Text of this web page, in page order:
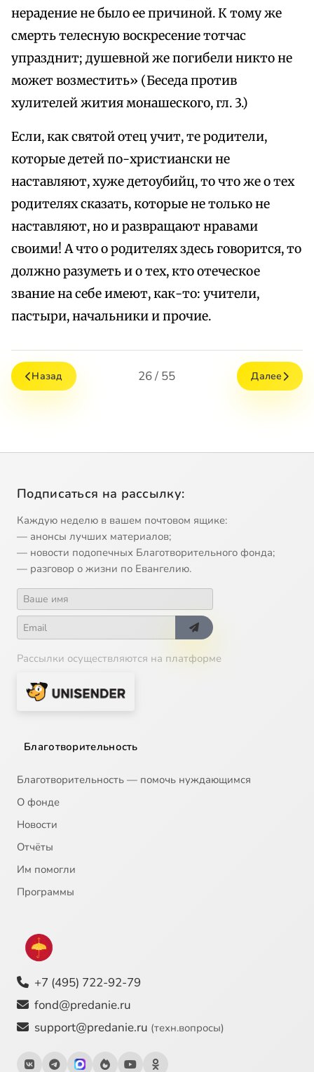
нерадение не было ее причиной. К тому же
смерть телесную воскресение тотчас
упразднит; душевной же погибели никто не
может возместить» (Беседа против
хулителей жития монашеского, гл. 3.)
Если, как святой отец учит, те родители,
которые детей по-христиански не
наставляют, хуже детоубийц, то что же о тех
родителях сказать, которые не только не
наставляют, но и развращают нравами
своими! А что о родителях здесь говорится, то
должно разуметь и о тех, кто отеческое
звание на себе имеют, как-то: учители,
пастыри, начальники и прочие.
Назад 26 / 55 Далее
Подписаться на рассылку:
Каждую неделю в вашем почтовом ящике:
— анонсы лучших материалов;
— новости подопечных Благотворительного фонда;
— разговор о жизни по Евангелию.
Рассылки осуществляются на платформе
Благотворительность
Благотворительность — помочь нуждающимся
О фонде
Новости
Отчёты
Им помогли
Программы
+7 (495) 722-92-79
fond@predanie.ru
support@predanie.ru (техн.вопросы)